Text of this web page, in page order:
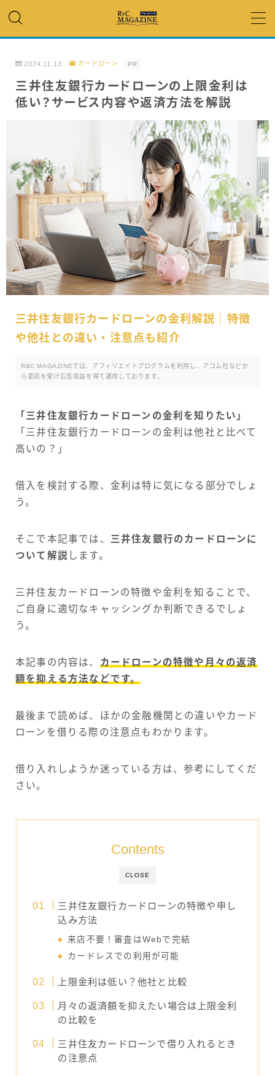
アコム・レイク・ プロミス
銀行カードローン
「低金利」 で借りたい
カードローンランキング
2024.11.13 カードローン PR
三井住友銀行カードローンの上限金利は
低い？サービス内容や返済方法を解説
三井住友銀行カードローンの金利解説｜特徴
や他社との違い・注意点も紹介
R&C MAGAZINEでは、アフィリエイトプログラムを利用し、アコム社などか
ら委託を受け広告収益を得て運用しております。
「三井住友銀行カードローンの金利を知りたい」
「三井住友銀行カードローンの金利は他社と比べて
高いの？」
借入を検討する際、金利は特に気になる部分でしょ
う。
そこで本記事では、 三井住友銀行のカードローンに
ついて解説 します。
三井住友カードローンの特徴や金利を知ることで、
ご自身に適切なキャッシングか判断できるでしょ
う。
本記事の内容は、 カードローンの特徴や月々の返済
額を抑える方法などです。
最後まで読めば、ほかの金融機関との違いやカード
ローンを借りる際の注意点もわかります。
借り入れしようか迷っている方は、参考にしてくだ
さい。
CLOSE
Contents
三井住友銀行カードローンの特徴や申し
込み方法
来店不要！審査はWebで完結
カードレスでの利用が可能
上限金利は低い？他社と比較
月々の返済額を抑えたい場合は上限金利
の比較を
三井住友カードローンで借り入れるとき
の注意点